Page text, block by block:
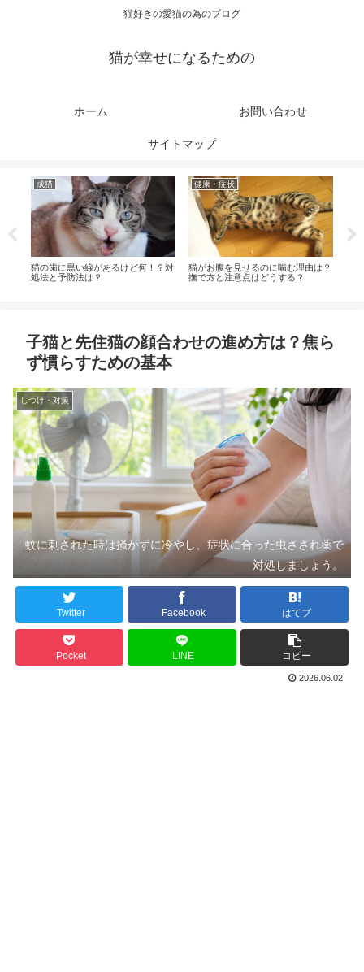
猫好きの愛猫の為のブログ
猫が幸せになるための
ホーム お問い合わせ
サイトマップ
成猫
猫の歯に黒い線があるけど何！？対
処法と予防法は？
健康・症状
猫がお腹を見せるのに噛む理由は？
撫で方と注意点はどうする？
子猫と先住猫の顔合わせの進め方は？焦ら
ず慣らすための基本
しつけ・対策
蚊に刺された時は掻かずに冷やし、症状に合った虫さされ薬で
対処しましょう。
Twitter Facebook はてブ
Pocket LINE コピー
2026.06.02